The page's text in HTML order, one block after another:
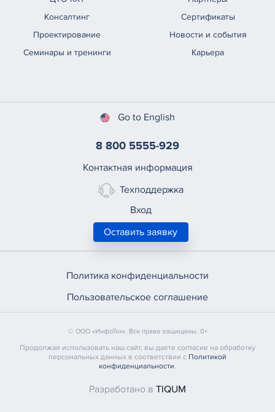
Консалтинг
Проектирование
Семинары и тренинги
Сертификаты
Новости и события
Карьера
Go to English
8 800 5555-929
Контактная информация
Техподдержка
Вход
Оставить заявку
Политика конфиденциальности
Пользовательское соглашение
© ООО «ИнфоТех». Все права защищены. 0+
Продолжая использовать наш сайт, вы даете согласие на обработку
персональных данных в соответствии с Политикой
конфиденциальности.
Разработано в TIQUM